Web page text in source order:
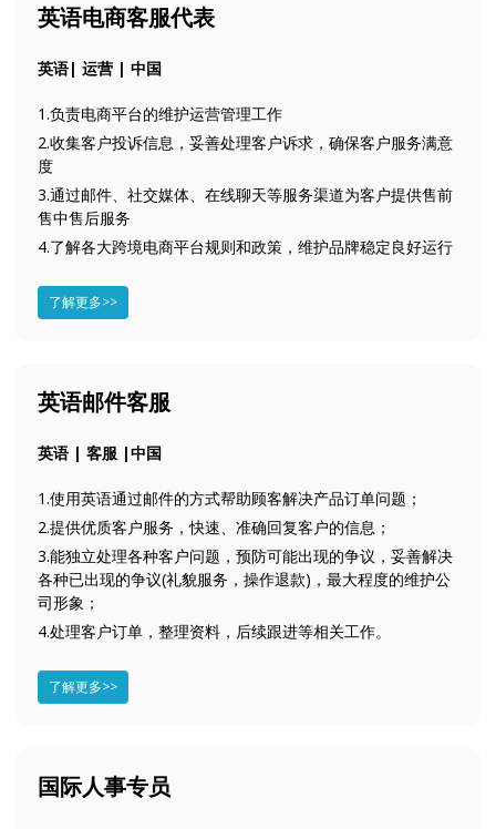
英语电商客服代表
英语| 运营 | 中国
1.负责电商平台的维护运营管理工作
2.收集客户投诉信息，妥善处理客户诉求，确保客户服务满意
度
3.通过邮件、社交媒体、在线聊天等服务渠道为客户提供售前
售中售后服务
4.了解各大跨境电商平台规则和政策，维护品牌稳定良好运行
了解更多>>
英语邮件客服
英语 | 客服 |中国
1.使用英语通过邮件的方式帮助顾客解决产品订单问题；
2.提供优质客户服务，快速、准确回复客户的信息；
3.能独立处理各种客户问题，预防可能出现的争议，妥善解决
各种已出现的争议(礼貌服务，操作退款)，最大程度的维护公
司形象；
4.处理客户订单，整理资料，后续跟进等相关工作。
了解更多>>
国际人事专员